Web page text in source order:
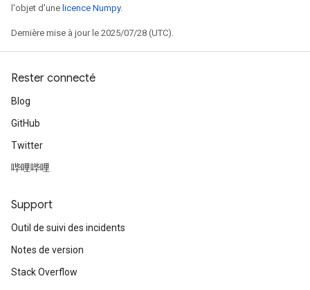
l'objet d'une licence Numpy.
Dernière mise à jour le 2025/07/28 (UTC).
Rester connecté
Blog
GitHub
Twitter
哔哩哔哩
Support
Outil de suivi des incidents
Notes de version
Stack Overflow